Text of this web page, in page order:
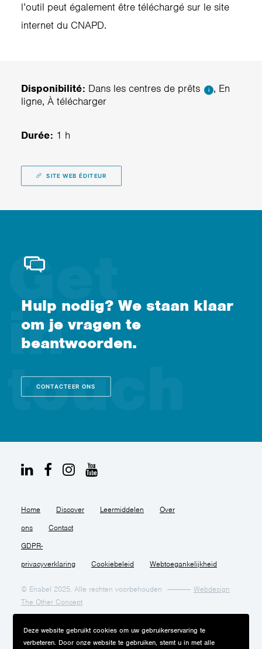
l’outil peut également être téléchargé sur le site
internet du CNAPD.
Disponibilité: Dans les centres de prêts i
, En
ligne, À télécharger
Durée: 1 h
SITE WEB ÉDITEUR
Hulp nodig? We staan klaar
om je vragen te
beantwoorden.
CONTACTEER ONS
Home Discover Leermiddelen Over
ons Contact
GDPR-
privacyverklaring Cookiebeleid Webtoegankelijkheid
© Enabel 2025. Alle rechten voorbehouden
Webdesign
The Other Concept
Deze website gebruikt cookies om uw gebruikerservaring te
verbeteren. Door onze website te gebruiken, stemt u in met alle